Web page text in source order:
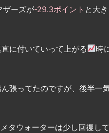
ザーズが-29.3ポイント と大
に付いていって上がる
時
張ってたのですが、後半一
タウォーターは少し回復して